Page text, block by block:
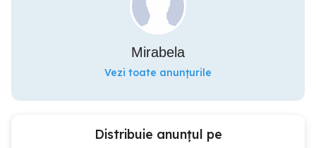
Mirabela
Vezi toate anunțurile
Distribuie anunțul pe